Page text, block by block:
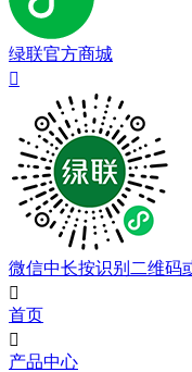
绿联官方商城

微信中长按识别二维码

首页

产品中心